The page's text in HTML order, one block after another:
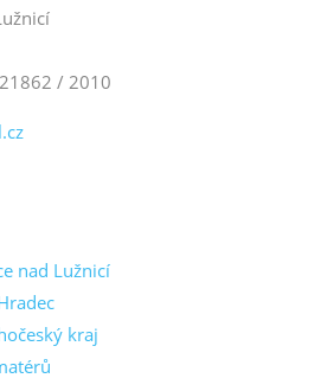
/ 2010
nad Lužnicí
kraj